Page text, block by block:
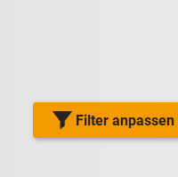
Filter anpassen